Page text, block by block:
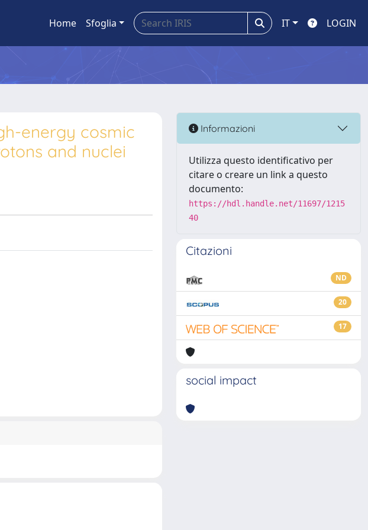
Home Sfoglia IT LOGIN
energy cosmic
and nuclei
Informazioni
Utilizza questo identificativo per
citare o creare un link a questo
documento:
https://hdl.handle.net/11697/1215
40
Citazioni
ND
20
17
social impact